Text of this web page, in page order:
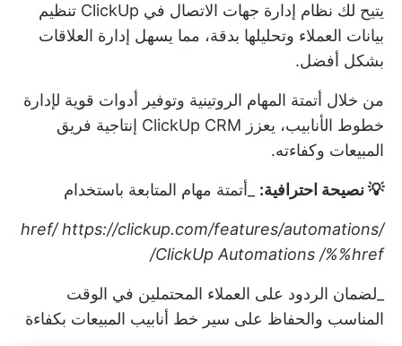
يتيح لك نظام إدارة جهات الاتصال في ClickUp تنظيم
بيانات العملاء وتحليلها بدقة، مما يسهل إدارة العلاقات
بشكل أفضل.
من خلال أتمتة المهام الروتينية وتوفير أدوات قوية لإدارة
خطوط الأنابيب، يعزز ClickUp CRM إنتاجية فريق
المبيعات وكفاءته.
💡 نصيحة احترافية: _أتمتة مهام المتابعة باستخدام
/href/
https://clickup.com/features/automations
ClickUp Automations /%%href/
_لضمان الردود على العملاء المحتملين في الوقت
المناسب والحفاظ على سير خط أنابيب المبيعات بكفاءة